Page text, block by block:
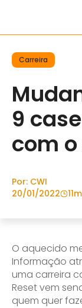
Carreira
9
com o
Por: CWI
20/01/2022
11
O aquecido
Informação
uma carreira
Reset vem
quem quer